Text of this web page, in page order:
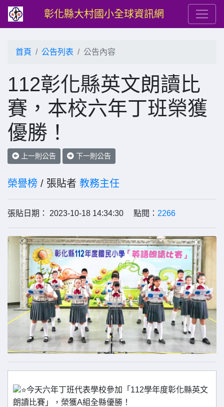
彰化縣大村國小全球資訊網
首頁 公告列表 公告內容
112彰化縣英文朗讀比
賽，本校六年丁班榮獲
優勝！
上一則公告 下一則公告
榮譽榜 / 張貼者 教務主任
張貼日期： 2023-10-18 14:34:30 點閱： 2266
今天六年丁班代表學校參加「112學年度彰化縣英文
朗讀比賽」，榮獲A組全縣優勝！